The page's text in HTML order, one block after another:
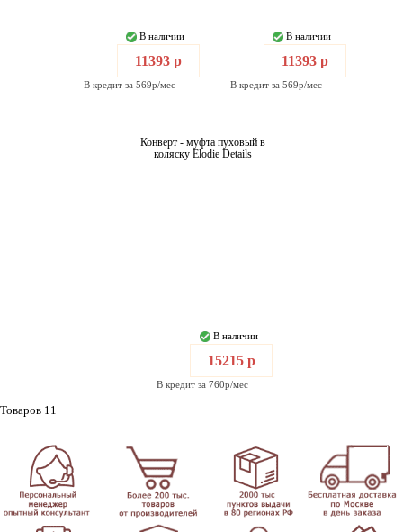
В наличии
11393 р
В кредит за 569р/мес
В наличии
11393 р
В кредит за 569р/мес
Конверт - муфта пуховый в
коляску Elodie Details
В наличии
15215 р
В кредит за 760р/мес
Товаров 11